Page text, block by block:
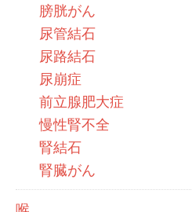
膀胱がん
尿管結石
尿路結石
尿崩症
前立腺肥大症
慢性腎不全
腎結石
腎臓がん